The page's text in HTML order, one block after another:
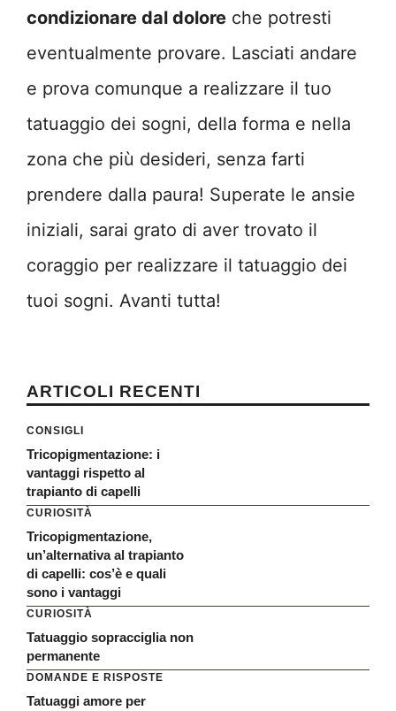
condizionare dal dolore che potresti
eventualmente provare. Lasciati andare
e prova comunque a realizzare il tuo
tatuaggio dei sogni, della forma e nella
zona che più desideri, senza farti
prendere dalla paura! Superate le ansie
iniziali, sarai grato di aver trovato il
coraggio per realizzare il tatuaggio dei
tuoi sogni. Avanti tutta!
ARTICOLI RECENTI
CONSIGLI
Tricopigmentazione: i
vantaggi rispetto al
trapianto di capelli
CURIOSITÀ
Tricopigmentazione,
un’alternativa al trapianto
di capelli: cos’è e quali
sono i vantaggi
CURIOSITÀ
Tatuaggio sopracciglia non
permanente
DOMANDE E RISPOSTE
Tatuaggi amore per